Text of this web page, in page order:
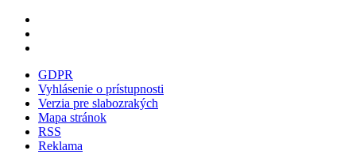
GDPR
Vyhlásenie o prístupnosti
Verzia pre slabozrakých
Mapa stránok
RSS
Reklama